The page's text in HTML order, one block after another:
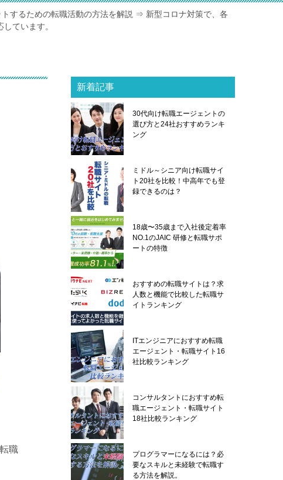
するための転職活動の方法を解説 ⇒ 新型コロナ対策で、各
ています。
職
新着記事
30代向け転職エージェントの
選び方と24社おすすめランキ
ング
ミドル～シニア向け転職サイ
ト20社を比較！中高年でも登
録できるのは？
18歳〜35歳まで入社後定着率
NO.1のJAIC 研修と転職サポ
ートの特徴
おすすめの転職サイトは？求
人数と機能で比較した転職サ
イトランキング
ITエンジニアにおすすめ転職
エージェント・転職サイト16
社比較ランキング
コンサルタントにおすすめ転
職エージェント・転職サイト
18社比較ランキング
プログラマーになるには？必
要なスキルと未経験で転職す
る方法を解説。